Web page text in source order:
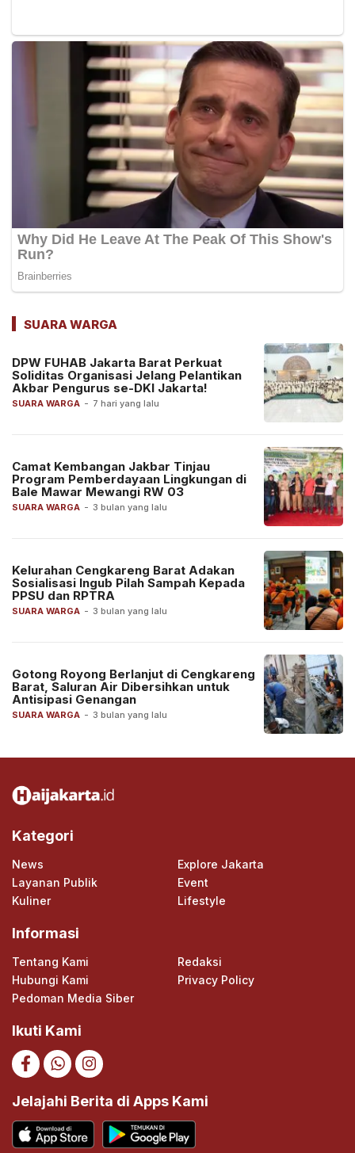
SUARA WARGA
SUARA WARGA - 7 hari yang lalu
DPW FUHAB Jakarta Barat Perkuat
Soliditas Organisasi Jelang Pelantikan
Akbar Pengurus se-DKI Jakarta!
SUARA WARGA - 3 bulan yang lalu
Camat Kembangan Jakbar Tinjau
Program Pemberdayaan Lingkungan di
Bale Mawar Mewangi RW 03
SUARA WARGA - 3 bulan yang lalu
Kelurahan Cengkareng Barat Adakan
Sosialisasi Ingub Pilah Sampah Kepada
PPSU dan RPTRA
SUARA WARGA - 3 bulan yang lalu
Gotong Royong Berlanjut di Cengkareng
Barat, Saluran Air Dibersihkan untuk
Antisipasi Genangan
Kategori
News
Explore Jakarta
Layanan Publik
Event
Kuliner
Lifestyle
Informasi
Tentang Kami
Redaksi
Hubungi Kami
Privacy Policy
Pedoman Media Siber
Ikuti Kami
Jelajahi Berita di Apps Kami